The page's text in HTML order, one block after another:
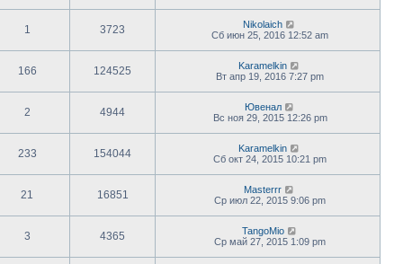
1 3723
Nikolaich
Сб июн 25, 2016 12:52 am
166 124525
Karamelkin
Вт апр 19, 2016 7:27 pm
2 4944
Ювенал
Вс ноя 29, 2015 12:26 pm
233 154044
Karamelkin
Сб окт 24, 2015 10:21 pm
21 16851
Masterrr
Ср июл 22, 2015 9:06 pm
3 4365
TangoMio
Ср май 27, 2015 1:09 pm